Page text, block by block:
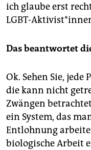
ich glaube erst
LGBT-
Das beantwortet
Ok. Sehen Sie,
die kann nicht
Zwängen
ein System, das
Entlohnung
biologische Arbeit